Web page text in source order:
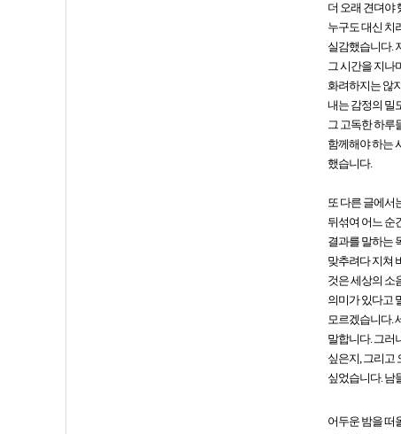
더 오래 견뎌야
누구도 대신 치
실감했습니다.
그 시간을 지나
화려하지는 않
내는 감정의 밀
그 고독한 하루
함께해야 하는
했습니다.
또 다른 글에서
뒤섞여 어느 순
결과를 말하는
맞추려다 지쳐
것은 세상의 소
의미가 있다고
모르겠습니다.
말합니다. 그러
싶은지, 그리고
싶었습니다. 남
어두운 밤을 떠